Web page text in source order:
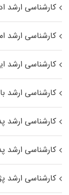
کارشناسی ارشد
کارشناسی ارشد
کارشناسی ارشد
کارشناسی ارشد
کارشناسی ارشد
کارشناسی ارشد
کارشناسی ارشد